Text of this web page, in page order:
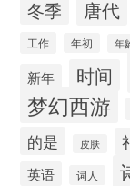
冬季 唐代
工作 年初 年
新年 时间
梦幻西游
的是 皮肤
英语 词人